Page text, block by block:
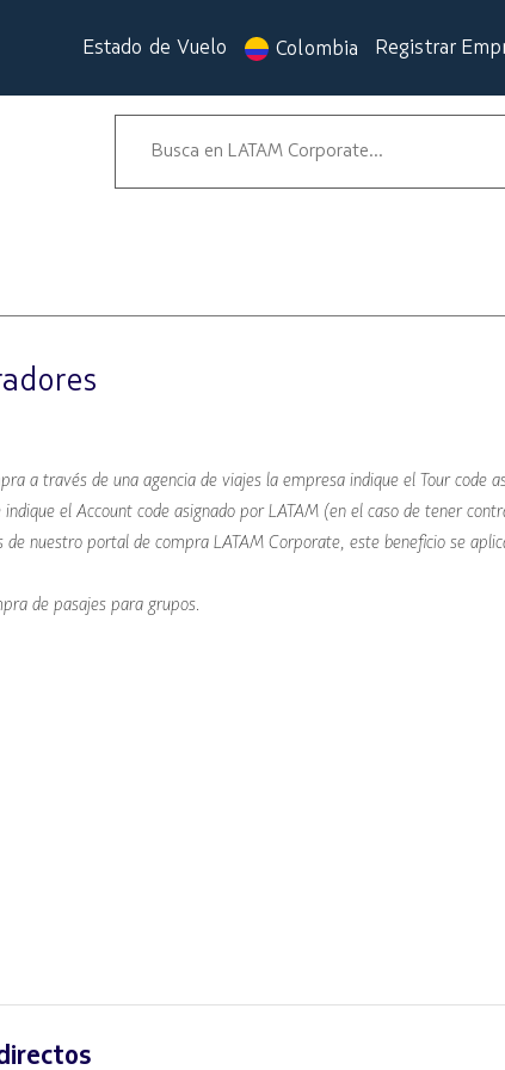
Estado de Vuelo Colombia Registrar
a través de una agencia de viajes la empresa indique el Tour code
el Account code asignado por LATAM (en el caso de tener
de nuestro portal de compra LATAM Corporate, este beneficio se
de pasajes para grupos.